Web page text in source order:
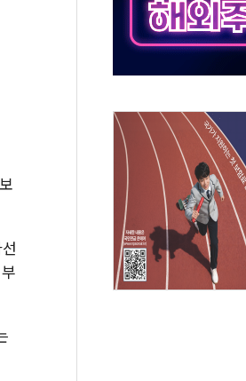
대야 지속…내륙 곳곳 소나기
원 주택 검토, 민주당 스스로 원칙 뒤집는 것"